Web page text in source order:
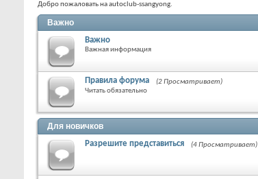
Добро пожаловать на autoclub-ssangyong.
Важно
Важно
Важная информация
Правила форума
(2 Просматривает)
Читать обязательно
Для новичков
Разрешите представиться (4 Просматривает)